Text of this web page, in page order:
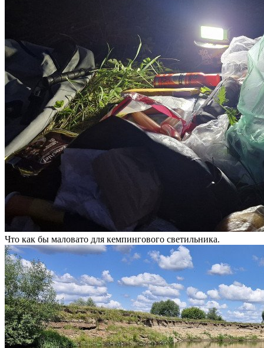
Что как бы маловато для кемпингового светильника.